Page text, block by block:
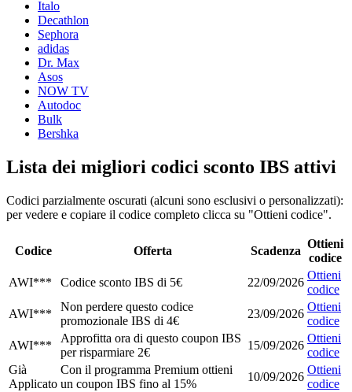
Italo
Decathlon
Sephora
adidas
Dr. Max
Asos
NOW TV
Autodoc
Bulk
Bershka
Lista dei migliori codici sconto IBS attivi
Codici parzialmente oscurati (alcuni sono esclusivi o personalizzati):
per vedere e copiare il codice completo clicca su "Ottieni codice".
Codice Offerta Scadenza
Ottieni
codice
AWI***
Codice sconto IBS di 5€ 22/09/2026
Ottieni
codice
AWI***
Non perdere questo codice
promozionale IBS di 4€
23/09/2026
Ottieni
codice
AWI***
Approfitta ora di questo coupon IBS
per risparmiare 2€
15/09/2026
Ottieni
codice
Già
Applicato
Con il programma Premium ottieni
un coupon IBS fino al 15%
10/09/2026
Ottieni
codice